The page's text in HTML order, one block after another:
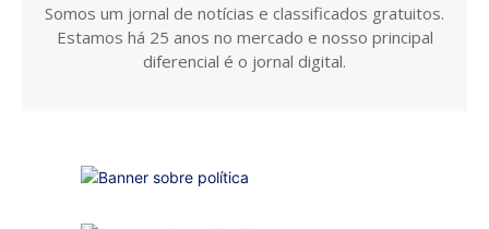
Somos um jornal de notícias e classificados gratuitos.
Estamos há 25 anos no mercado e nosso principal
diferencial é o jornal digital.